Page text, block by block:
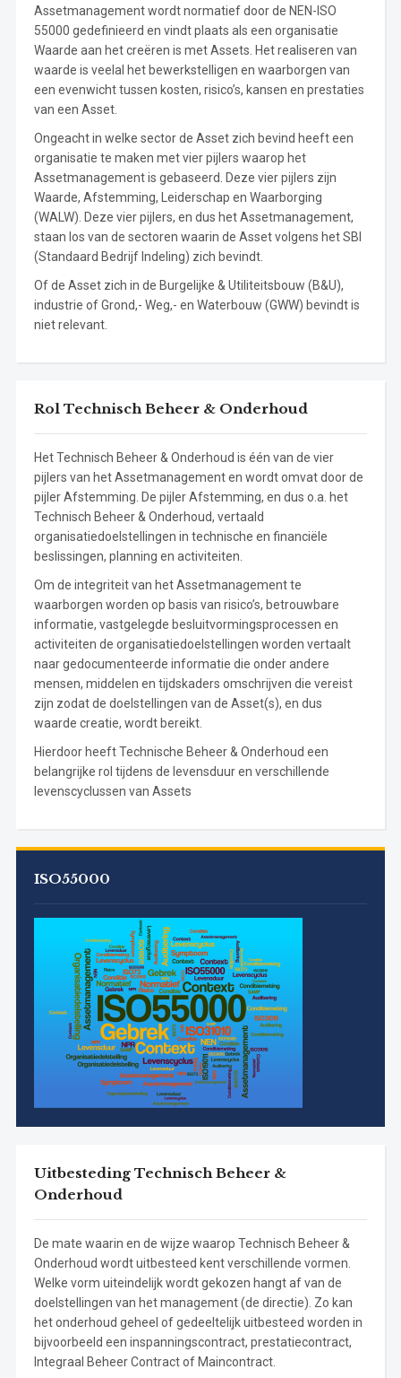
Assetmanagement wordt normatief door de NEN-ISO
55000 gedefinieerd en vindt plaats als een organisatie
Waarde aan het creëren is met Assets. Het realiseren van
waarde is veelal het bewerkstelligen en waarborgen van
een evenwicht tussen kosten, risico’s, kansen en prestaties
van een Asset.
Ongeacht in welke sector de Asset zich bevind heeft een
organisatie te maken met vier pijlers waarop het
Assetmanagement is gebaseerd. Deze vier pijlers zijn
Waarde, Afstemming, Leiderschap en Waarborging
(WALW). Deze vier pijlers, en dus het Assetmanagement,
staan los van de sectoren waarin de Asset volgens het SBI
(Standaard Bedrijf Indeling) zich bevindt.
Of de Asset zich in de Burgelijke & Utiliteitsbouw (B&U),
industrie of Grond,- Weg,- en Waterbouw (GWW) bevindt is
niet relevant.
Rol Technisch Beheer & Onderhoud
Het Technisch Beheer & Onderhoud is één van de vier
pijlers van het Assetmanagement en wordt omvat door de
pijler Afstemming. De pijler Afstemming, en dus o.a. het
Technisch Beheer & Onderhoud, vertaald
organisatiedoelstellingen in technische en financiële
beslissingen, planning en activiteiten.
Om de integriteit van het Assetmanagement te
waarborgen worden op basis van risico’s, betrouwbare
informatie, vastgelegde besluitvormingsprocessen en
activiteiten de organisatiedoelstellingen worden vertaalt
naar gedocumenteerde informatie die onder andere
mensen, middelen en tijdskaders omschrijven die vereist
zijn zodat de doelstellingen van de Asset(s), en dus
waarde creatie, wordt bereikt.
Hierdoor heeft Technische Beheer & Onderhoud een
belangrijke rol tijdens de levensduur en verschillende
levenscyclussen van Assets
ISO55000
Uitbesteding Technisch Beheer &
Onderhoud
De mate waarin en de wijze waarop Technisch Beheer &
Onderhoud wordt uitbesteed kent verschillende vormen.
Welke vorm uiteindelijk wordt gekozen hangt af van de
doelstellingen van het management (de directie). Zo kan
het onderhoud geheel of gedeeltelijk uitbesteed worden in
bijvoorbeeld een inspanningscontract, prestatiecontract,
Integraal Beheer Contract of Maincontract.